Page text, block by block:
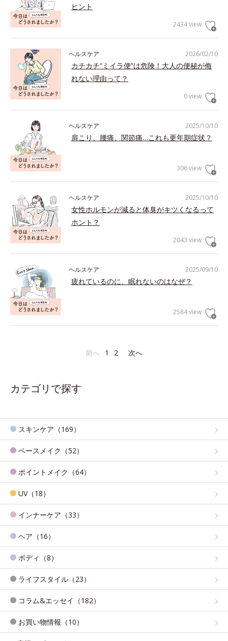
ヒント
2434 view
2026/02/10
ヘルスケア
カチカチ“ミイラ便”は危険！大人の便秘が侮
れない理由って？
0 view
2025/10/10
ヘルスケア
肩こり、腰痛、関節痛…これも更年期症状？
306 view
2025/10/10
ヘルスケア
女性ホルモンが減ると体臭がキツくなるって
ホント？
2043 view
2025/09/10
ヘルスケア
疲れているのに、眠れないのはなぜ？
2584 view
前へ 1 2 次へ
カテゴリで探す
スキンケア（169）
ベースメイク（52）
ポイントメイク（64）
UV（18）
インナーケア（33）
ヘア（16）
ボディ（8）
ライフスタイル（23）
コラム&エッセイ（182）
お買い物情報（10）